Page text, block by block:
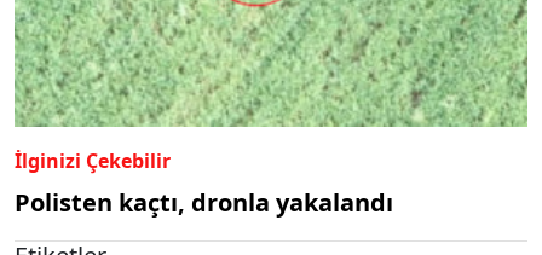
İlginizi Çekebilir
Polisten kaçtı, dronla yakalandı